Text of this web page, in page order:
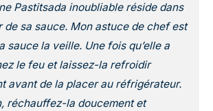
Pastitsada inoubliable réside dans
de sa sauce. Mon astuce de chef est
sauce la veille. Une fois qu’elle a
le feu et laissez-la refroidir
avant de la placer au réfrigérateur.
réchauffez-la doucement et